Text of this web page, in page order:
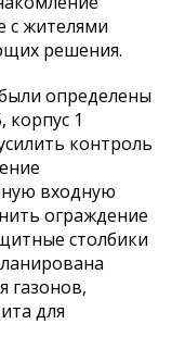
сжителями
решения.
определены
корпус 1
контроль
входную
ограждение
столбики
газонов,
для